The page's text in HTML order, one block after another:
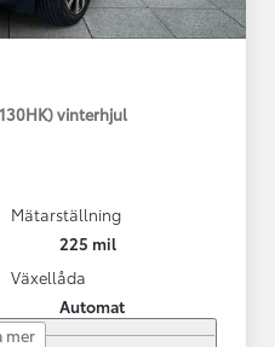
vinterhjul
Mätarställning
225 mil
Växellåda
Automat
mer